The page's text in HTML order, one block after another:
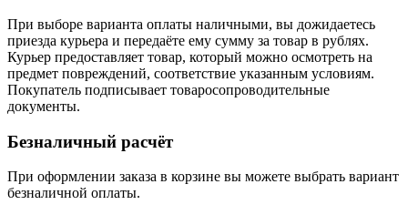
При выборе варианта оплаты наличными, вы дожидаетесь
приезда курьера и передаёте ему сумму за товар в рублях.
Курьер предоставляет товар, который можно осмотреть на
предмет повреждений, соответствие указанным условиям.
Покупатель подписывает товаросопроводительные
документы.
Безналичный расчёт
При оформлении заказа в корзине вы можете выбрать вариант
безналичной оплаты.